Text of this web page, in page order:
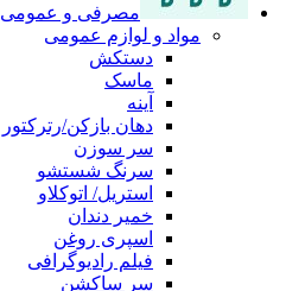
مصرفی و عمومی
مواد و لوازم عمومی
دستکش
ماسک
آینه
دهان بازکن/رترکتور
سر سوزن
سرنگ شستشو
استریل/ اتوکلاو
خمیر دندان
اسپری روغن
فیلم رادیوگرافی
سر ساکشن